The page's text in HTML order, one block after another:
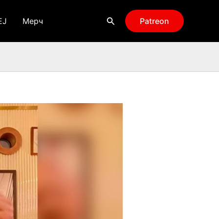
Мерч Поиск Patreon